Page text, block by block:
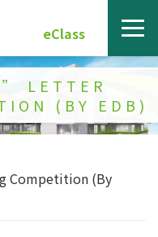
eClass
LETTER
(BY EDB)
Competition (By